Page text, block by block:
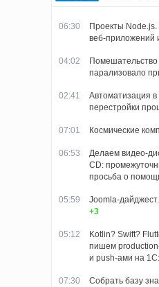
06:30
Проекты
веб-приложений
04:02
Помешательство
парализовало
02:41
Автоматизация
перестройки
07:01 Космические
06:53
Делаем видео-
CD:
просьба о
05:59
Joomla-
+3
05:12
Kotlin? Swift?
пишем
и push-ами на
07:30
Собрать базу